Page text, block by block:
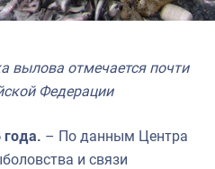
вылова отмечается почти
Федерации
года. – По данным Центра
и связи